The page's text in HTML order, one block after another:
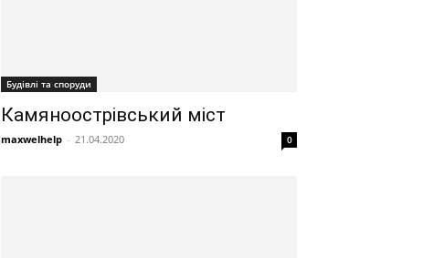
Будівлі та споруди
Камяноострівський міст
maxwelhelp - 21.04.2020 0